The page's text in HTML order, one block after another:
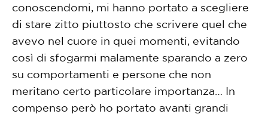
conoscendomi, mi hanno portato a scegliere
di stare zitto piuttosto che scrivere quel che
avevo nel cuore in quei momenti, evitando
così di sfogarmi malamente sparando a zero
su comportamenti e persone che non
meritano certo particolare importanza… In
compenso però ho portato avanti grandi